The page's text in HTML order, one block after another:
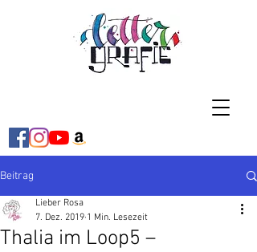
Beitrag
Thalia im Loop5 –
Lieber Rosa
7. Dez. 2019 1 Min. Lesezeit